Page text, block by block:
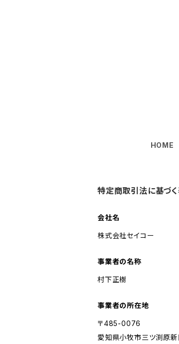
HOME
特定商取引法に基づ
会社名
株式会社セイコー
事業者の名称
村下正樹
事業者の所在地
〒485-0076
愛知県小牧市三ツ渕原